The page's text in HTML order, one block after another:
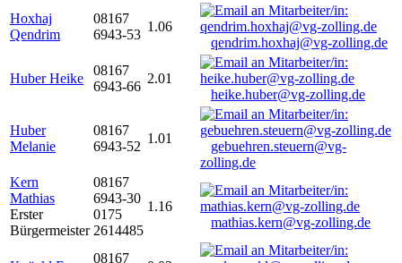
Hoxhaj
Qendrim
08167
6943-53
1.06
qendrim.hoxhaj@vg-zolling.de
Huber Heike
08167
6943-66
2.01
heike.huber@vg-zolling.de
Huber
Melanie
08167
6943-52
1.01
gebuehren.steuern@vg-
zolling.de
Kern
Mathias
Erster
Bürgermeister
08167
6943-30
0175
2614485
1.16
mathias.kern@vg-zolling.de
08167